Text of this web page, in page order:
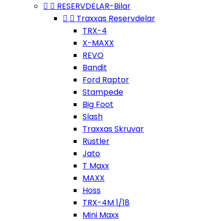
  RESERVDELAR-Bilar
  Traxxas Reservdelar
TRX-4
X-MAXX
REVO
Bandit
Ford Raptor
Stampede
Big Foot
Slash
Traxxas Skruvar
Rustler
Jato
T Maxx
MAXX
Hoss
TRX-4M 1/18
Mini Maxx